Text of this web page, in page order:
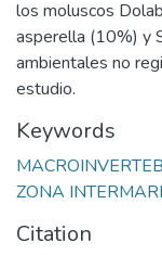
los moluscos
asperella (10%) y
ambientales no
estudio.
Keywords
ZONA
Citation